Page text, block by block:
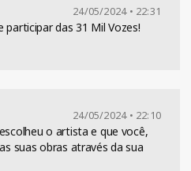
24/05/2024 • 22:31
das 31 Mil Vozes!
24/05/2024 • 22:10
o artista e que você,
suas obras através da sua